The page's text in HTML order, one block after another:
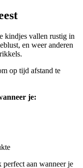
kindjes vallen rustig in
en weer anderen
op tijd afstand te
je:
aan wanneer je